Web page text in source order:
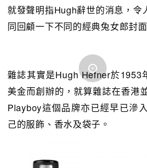
就發聲明指Hugh辭世的消息，令
同回顧一下不同的經典兔女郎封面
雜誌其實是Hugh Hefner於1953
美金而創辦的，就算雜誌在香港
Playboy這個品牌亦已經早已滲
己的服飾、香水及袋子。